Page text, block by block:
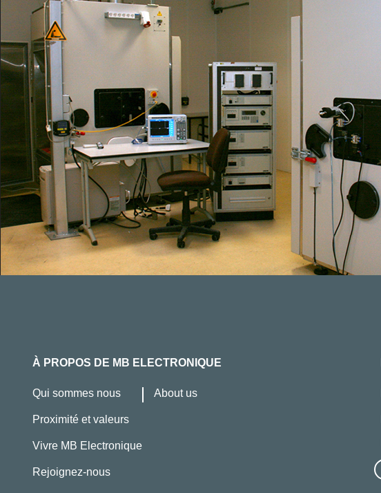
À PROPOS DE MB ELECTRONIQUE
Qui sommes nous About us
Proximité et valeurs
Vivre MB Electronique
Rejoignez-nous